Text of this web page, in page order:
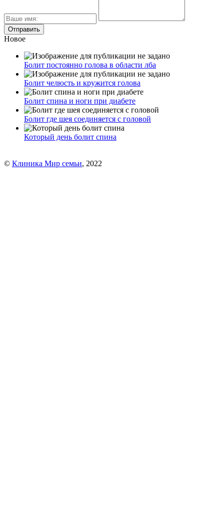
Новое
Болит постоянно голова в области лба
Болит челюсть и кружится голова
Болит спина и ноги при диабете
Болит где шея соединяется с головой
Который день болит спина
© Клиника Мир семьи, 2022